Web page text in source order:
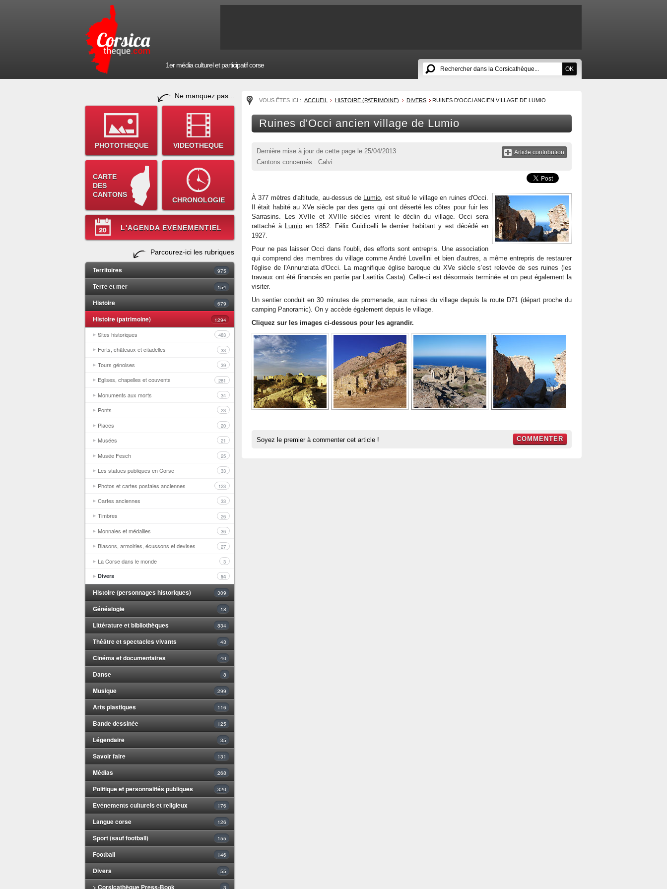
1er média culturel et participatif corse
Ne manquez pas...
PHOTOTHEQUE VIDEOTHEQUE
CARTE
DES
CANTONS
CHRONOLOGIE
L'AGENDA EVENEMENTIEL
Parcourez-ici les rubriques
Territoires 975
Terre et mer 154
Histoire 679
Histoire (patrimoine) 1294
Sites historiques 483
Forts, châteaux et citadelles 33
Tours génoises 39
Eglises, chapelles et couvents 281
Monuments aux morts 34
Ponts 23
Places 20
Musées 21
Musée Fesch 25
Les statues publiques en Corse 33
Photos et cartes postales anciennes 123
Cartes anciennes 33
Timbres 26
Monnaies et médailles 36
Blasons, armoiries, écussons et devises 27
La Corse dans le monde 3
Divers 54
Histoire (personnages historiques) 309
Généalogie 18
Littérature et bibliothèques 834
Théâtre et spectacles vivants 43
Cinéma et documentaires 40
Danse 8
Musique 299
Arts plastiques 116
Bande dessinée 125
Légendaire 35
Savoir faire 131
Médias 268
Politique et personnalités publiques 320
Evénements culturels et religieux 176
Langue corse 126
Sport (sauf football) 155
Football 146
Divers 55
> Corsicathèque Press-Book 3
VOUS ÊTES ICI : ACCUEIL HISTOIRE (PATRIMOINE) DIVERS RUINES D'OCCI ANCIEN VILLAGE DE LUMIO
Ruines d'Occi ancien village de Lumio
Article contribution
Dernière mise à jour de cette page le 25/04/2013
Cantons concernés : Calvi
À 377 mètres d'altitude, au-dessus de Lumio, est situé le village en ruines d'Occi.
Il était habité au XVe siècle par des gens qui ont déserté les côtes pour fuir les
Sarrasins. Les XVIIe et XVIIIe siècles virent le déclin du village. Occi sera
rattaché à Lumio en 1852. Félix Guidicelli le dernier habitant y est décédé en
1927.
Pour ne pas laisser Occi dans l’oubli, des efforts sont entrepris. Une association
qui comprend des membres du village comme André Lovellini et bien d'autres, a même entrepris de restaurer
l'église de l'Annunziata d'Occi. La magnifique église baroque du XVe siècle s’est relevée de ses ruines (les
travaux ont été financés en partie par Laetitia Casta). Celle-ci est désormais terminée et on peut également la
visiter.
Un sentier conduit en 30 minutes de promenade, aux ruines du village depuis la route D71 (départ proche du
camping Panoramic). On y accède également depuis le village.
Cliquez sur les images ci-dessous pour les agrandir.
Soyez le premier à commenter cet article ! COMMENTER